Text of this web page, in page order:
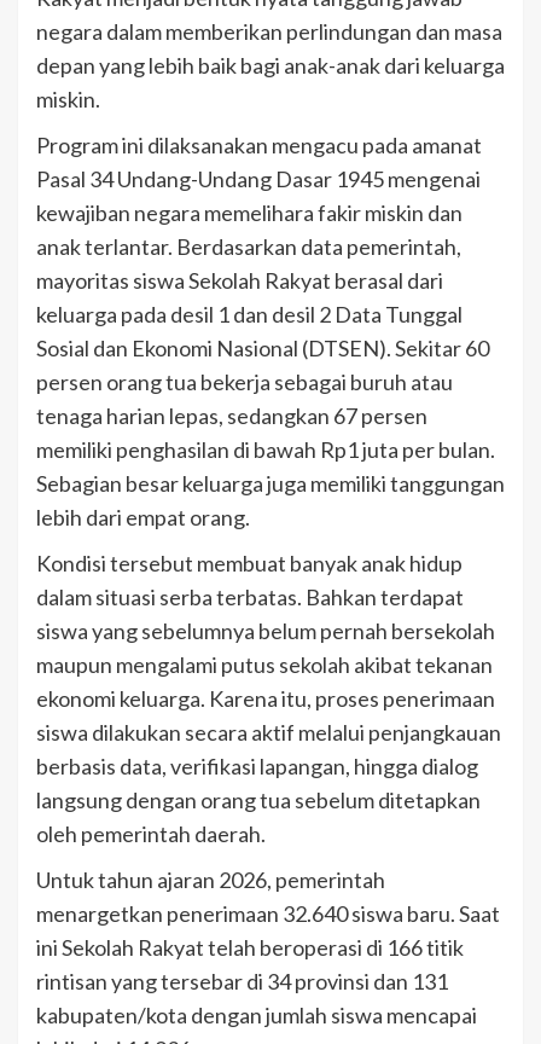
negara dalam memberikan perlindungan dan masa
depan yang lebih baik bagi anak-anak dari keluarga
miskin.
Program ini dilaksanakan mengacu pada amanat
Pasal 34 Undang-Undang Dasar 1945 mengenai
kewajiban negara memelihara fakir miskin dan
anak terlantar. Berdasarkan data pemerintah,
mayoritas siswa Sekolah Rakyat berasal dari
keluarga pada desil 1 dan desil 2 Data Tunggal
Sosial dan Ekonomi Nasional (DTSEN). Sekitar 60
persen orang tua bekerja sebagai buruh atau
tenaga harian lepas, sedangkan 67 persen
memiliki penghasilan di bawah Rp1 juta per bulan.
Sebagian besar keluarga juga memiliki tanggungan
lebih dari empat orang.
Kondisi tersebut membuat banyak anak hidup
dalam situasi serba terbatas. Bahkan terdapat
siswa yang sebelumnya belum pernah bersekolah
maupun mengalami putus sekolah akibat tekanan
ekonomi keluarga. Karena itu, proses penerimaan
siswa dilakukan secara aktif melalui penjangkauan
berbasis data, verifikasi lapangan, hingga dialog
langsung dengan orang tua sebelum ditetapkan
oleh pemerintah daerah.
Untuk tahun ajaran 2026, pemerintah
menargetkan penerimaan 32.640 siswa baru. Saat
ini Sekolah Rakyat telah beroperasi di 166 titik
rintisan yang tersebar di 34 provinsi dan 131
kabupaten/kota dengan jumlah siswa mencapai